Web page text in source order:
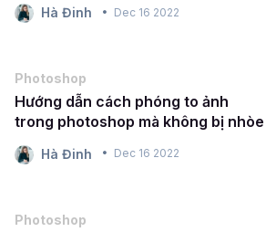
Hà Đinh Dec 16 2022
Photoshop
Hướng dẫn cách phóng to ảnh
trong photoshop mà không bị nhòe
Hà Đinh Dec 16 2022
Photoshop